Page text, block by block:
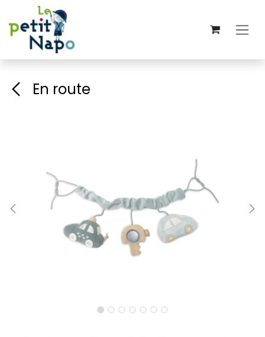
Se rendre au contenu
En route